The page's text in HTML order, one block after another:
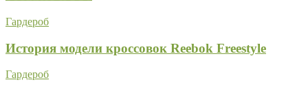
Гардероб
История модели кроссовок Reebok Freestyle
Гардероб